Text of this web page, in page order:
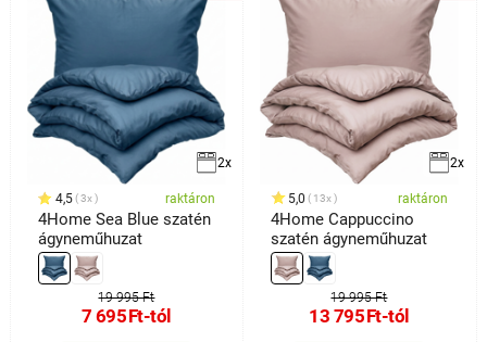
2x
4,5 3x raktáron
4Home Sea Blue szatén
ágyneműhuzat
19 995 Ft
7 695Ft-tól
2x
5,0 13x raktáron
4Home Cappuccino
szatén ágyneműhuzat
19 995 Ft
13 795Ft-tól